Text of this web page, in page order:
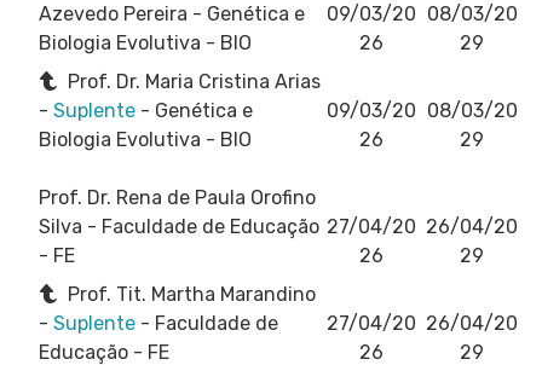
Azevedo Pereira - Genética e
Biologia Evolutiva - BIO
09/03/20
26
08/03/20
29
Prof. Dr. Maria Cristina Arias
- Suplente - Genética e
Biologia Evolutiva - BIO
09/03/20
26
08/03/20
29
Prof. Dr. Rena de Paula Orofino
Silva - Faculdade de Educação
- FE
27/04/20
26
26/04/20
29
Prof. Tit. Martha Marandino
- Suplente - Faculdade de
Educação - FE
27/04/20
26
26/04/20
29